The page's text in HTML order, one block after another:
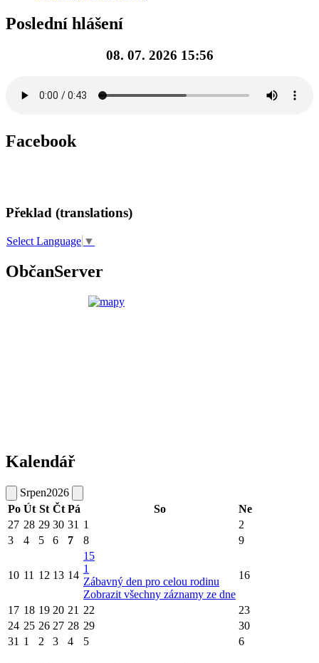
Poslední hlášení
08. 07. 2026 15:56
Facebook
Překlad (translations)
Select Language ▼
ObčanServer
Kalendář
Srpen2026
Po Út St Čt Pá So
Ne
27 28 29 30 31 1
2
3
4 5 6 7 8 9
10 11 12 13 14
15
1
Zábavný den pro celou rodinu
Zobrazit všechny záznamy ze dne
16
17 18 19 20 21 22
23
24 25 26 27 28 29
30
31 1 2 3 4 5 6